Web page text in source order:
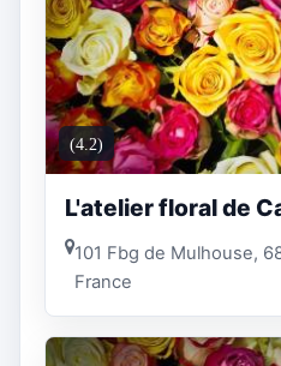
(4.2)
L'atelier floral de
101 Fbg de Mulhouse,
France